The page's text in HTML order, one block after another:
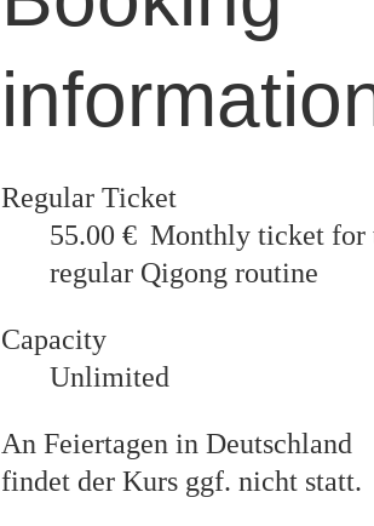
Regular Ticket
55.00 € Monthly ticket for
regular Qigong routine
Capacity
Unlimited
An Feiertagen in Deutschland
findet der Kurs ggf. nicht statt.